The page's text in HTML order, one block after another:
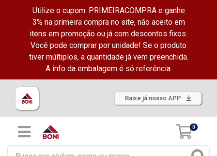
Utilize o cupom: PRIMEIRACOMPRA e ganhe
3% na primeira compra no site, não aceito em
itens em promoção ou já com descontos fixos.
Você pode comprar por unidade! Se o produto
tiver múltiplos, a quantidade já vem preenchida.
A info da embalagem é só referência.
Baixe já nosso APP
0